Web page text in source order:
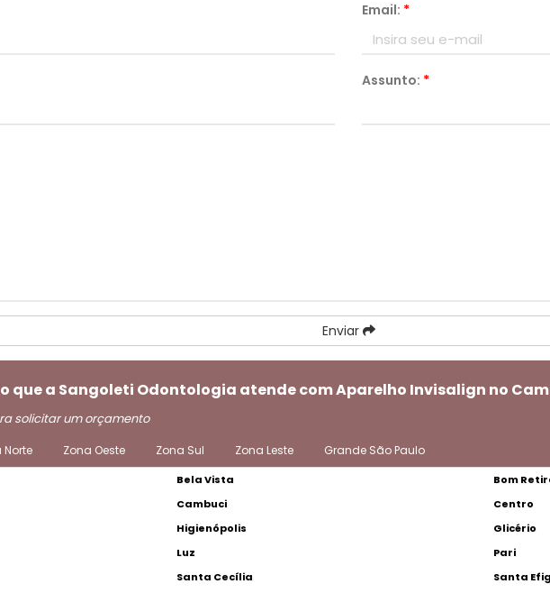
Email: *
Assunto: *
Enviar
que a Sangoleti Odontologia atende com Aparelho Invisalign no
solicitar um orçamento
Norte Zona Oeste Zona Sul Zona Leste Grande São Paulo
Bela Vista
Bom
Cambuci
Centro
Higienópolis
Glicério
Luz
Pari
Santa Cecília
Santa